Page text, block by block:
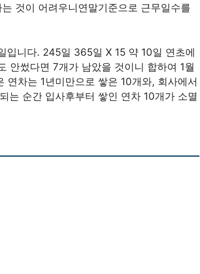
것이 어려우니연말기준으로 근무일수를
입니다. 245일 365일 X 15 약 10일 연초에
안썼다면 7개가 남았을 것이니 합하여 1월
연차는 1년미만으로 쌓은 10개와, 회사에서
는 순간 입사후부터 쌓인 연차 10개가 소멸